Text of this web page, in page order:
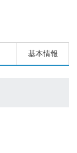
基本情報